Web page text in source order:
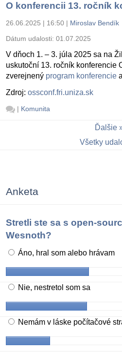
O konferencii 13. ročník
26.06.2025 | 16:50 | Miroslav Bendík
Dátum udalosti: 01.07.2025
V dňoch 1. – 3. júla 2025 sa na
uskutoční 13. ročník konferencie
zverejnený program konferencie
Zdroj: ossconf.fri.uniza.sk
| Komunita
Ďalšie
Všetky
Anketa
Stretli ste sa s open-
Wesnoth?
Áno, hral som alebo hrávam
Nie, nestretol som sa
Nemám v láske počítačové